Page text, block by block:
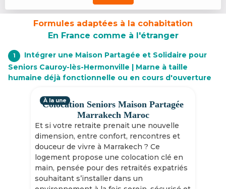
Formules adaptées à la cohabitation
En France comme à l'étranger
1
Intégrer une Maison Partagée et Solidaire pour
Seniors Cauroy-lès-Hermonville | Marne à taille
humaine déjà fonctionnelle ou en cours d'ouverture
Colocation Seniors Maison Partagée
Marrakech Maroc
Et si votre retraite prenait une nouvelle
dimension, entre confort, rencontres et
douceur de vivre à Marrakech ? Ce
logement propose une colocation clé en
main, pensée pour des retraités expatriés
souhaitant s’installer dans un
À la une